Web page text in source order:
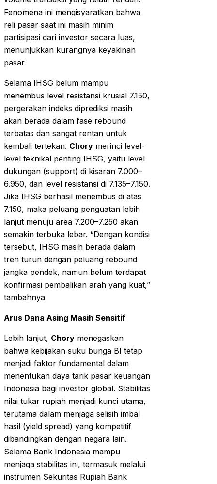
Fenomena ini mengisyaratkan bahwa
reli pasar saat ini masih minim
partisipasi dari investor secara luas,
menunjukkan kurangnya keyakinan
pasar.
Selama IHSG belum mampu
menembus level resistansi krusial 7.150,
pergerakan indeks diprediksi masih
akan berada dalam fase rebound
terbatas dan sangat rentan untuk
kembali tertekan. Chory merinci level-
level teknikal penting IHSG, yaitu level
dukungan (support) di kisaran 7.000–
6.950, dan level resistansi di 7.135–7.150.
Jika IHSG berhasil menembus di atas
7.150, maka peluang penguatan lebih
lanjut menuju area 7.200–7.250 akan
semakin terbuka lebar. “Dengan kondisi
tersebut, IHSG masih berada dalam
tren turun dengan peluang rebound
jangka pendek, namun belum terdapat
konfirmasi pembalikan arah yang kuat,”
tambahnya.
Arus Dana Asing Masih Sensitif
Lebih lanjut, Chory menegaskan
bahwa kebijakan suku bunga BI tetap
menjadi faktor fundamental dalam
menentukan daya tarik pasar keuangan
Indonesia bagi investor global. Stabilitas
nilai tukar rupiah menjadi kunci utama,
terutama dalam menjaga selisih imbal
hasil (yield spread) yang kompetitif
dibandingkan dengan negara lain.
Selama Bank Indonesia mampu
menjaga stabilitas ini, termasuk melalui
instrumen Sekuritas Rupiah Bank